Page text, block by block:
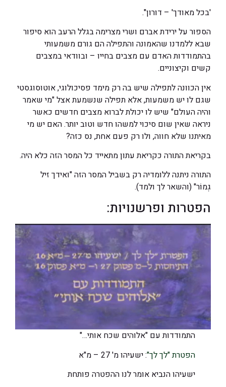
'בכל מאודך' – דורון".
הספור על ירידת אברם ושרי מצרימה בגלל הרעב הוא סיפור
שבא ללמדנו שהאמונה והתפילה הם גורם משמעותי
בהתמודדות האדם עם מצבים בחייו – ובוודאי במצבים
קשים וקיצוניים.
אין הכוונה לתפילה שיש בה רק מימד פסיכולוגי, אוטוסוגסטי
שגם לו יש משמעות, אלא תפילה שנשמעת אצל "מי שאמר
והיה העולם" שיש לו יכולת לברוא מצבים חדשים כאשר
ניראה שאין שום סיכוי למשהו חדש וטוב יותר. האם יש מי
מאיתנו שלא חווה, ולו רק פעם אחת, נס כזה?
בקריאת התורה כקריאת עתון מתאייד כל המסר הזה כלא היה.
התורה ניתנה ללומדיה רק בשביל המסר הזה "ואידך זיל
גְמוֹר" (והשאר לך ולמד).
הפטרות ופרשנויות:
התמודדות עם "אלוהים שכח אותי…"
הפטרת "לך לך": ישעיהו מ' 27 – מ"א
ישעיהו הנביא אומר לנו ההפטרה פותחת